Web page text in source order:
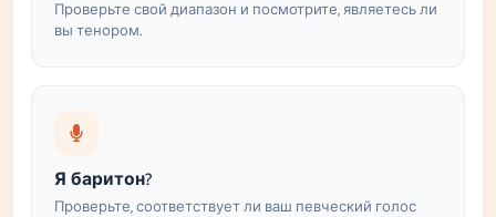
Проверьте свой диапазон и посмотрите, являетесь ли
вы тенором.
Я баритон?
Проверьте, соответствует ли ваш певческий голос